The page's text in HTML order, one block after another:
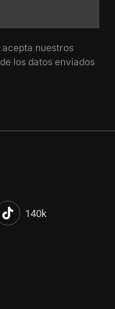
nuestros
los datos enviados